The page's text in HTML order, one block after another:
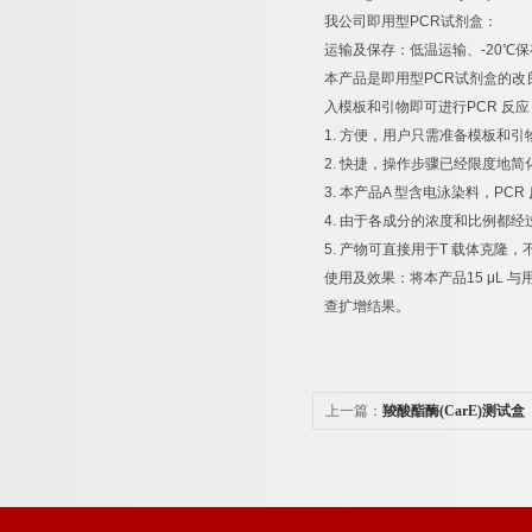
我公司即用型 PCR试剂盒：
运输及保存：低温运输、 -20℃
本产品是即用型 PCR试剂盒的改
入模板和引物即可进行PCR 反
1. 方便，用户只需准备模板和引
2.快捷，操作步骤已经限度地简
3. 本产品A型含电泳染料， PCR
4. 由于各成分的浓度和比例都
5. 产物可直接用于T 载体克隆，
使用及效果：将本产品15 μL 与
查扩增结果。
上一篇： 羧酸酯酶(CarE)测试盒